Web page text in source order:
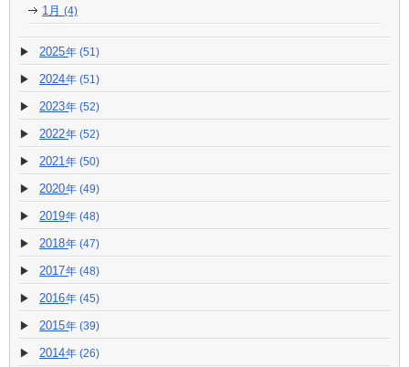
1月 (4)
2025 (51)
2024 (51)
2023 (52)
2022 (52)
2021 (50)
2020 (49)
2019 (48)
2018 (47)
2017 (48)
2016 (45)
2015 (39)
2014 (26)